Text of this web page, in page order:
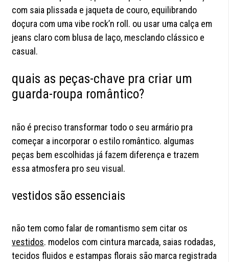
com saia plissada e jaqueta de couro, equilibrando
doçura com uma vibe rock’n roll. ou usar uma calça em
jeans claro com blusa de laço, mesclando clássico e
casual.
quais as peças-chave pra criar um
guarda-roupa romântico?
não é preciso transformar todo o seu armário pra
começar a incorporar o estilo romântico. algumas
peças bem escolhidas já fazem diferença e trazem
essa atmosfera pro seu visual.
vestidos são essenciais
não tem como falar de romantismo sem citar os
vestidos. modelos com cintura marcada, saias rodadas,
tecidos fluidos e estampas florais são marca registrada